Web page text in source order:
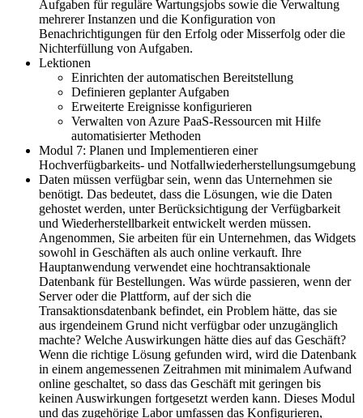
Aufgaben für reguläre Wartungsjobs sowie die Verwaltung
mehrerer Instanzen und die Konfiguration von
Benachrichtigungen für den Erfolg oder Misserfolg oder die
Nichterfüllung von Aufgaben.
Lektionen
Einrichten der automatischen Bereitstellung
Definieren geplanter Aufgaben
Erweiterte Ereignisse konfigurieren
Verwalten von Azure PaaS-Ressourcen mit Hilfe
automatisierter Methoden
Modul 7: Planen und Implementieren einer
Hochverfügbarkeits- und Notfallwiederherstellungsumgebung
Daten müssen verfügbar sein, wenn das Unternehmen sie
benötigt. Das bedeutet, dass die Lösungen, wie die Daten
gehostet werden, unter Berücksichtigung der Verfügbarkeit
und Wiederherstellbarkeit entwickelt werden müssen.
Angenommen, Sie arbeiten für ein Unternehmen, das Widgets
sowohl in Geschäften als auch online verkauft. Ihre
Hauptanwendung verwendet eine hochtransaktionale
Datenbank für Bestellungen. Was würde passieren, wenn der
Server oder die Plattform, auf der sich die
Transaktionsdatenbank befindet, ein Problem hätte, das sie
aus irgendeinem Grund nicht verfügbar oder unzugänglich
machte? Welche Auswirkungen hätte dies auf das Geschäft?
Wenn die richtige Lösung gefunden wird, wird die Datenbank
in einem angemessenen Zeitrahmen mit minimalem Aufwand
online geschaltet, so dass das Geschäft mit geringen bis
keinen Auswirkungen fortgesetzt werden kann. Dieses Modul
und das zugehörige Labor umfassen das Konfigurieren,